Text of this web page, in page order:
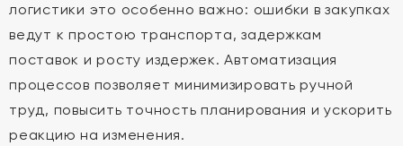
логистики это особенно важно: ошибки в закупках
ведут к простою транспорта, задержкам
поставок и росту издержек. Автоматизация
процессов позволяет минимизировать ручной
труд, повысить точность планирования и ускорить
реакцию на изменения.